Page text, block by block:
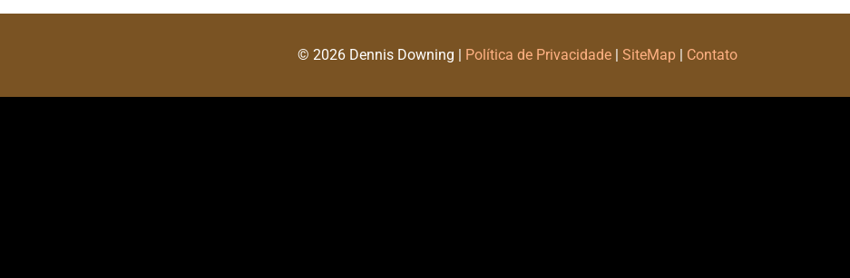
© 2026 Dennis Downing | Política de Privacidade| SiteMap| Contato